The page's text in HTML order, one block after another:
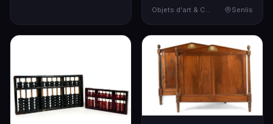
Senlis